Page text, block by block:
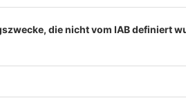
gehört zu den deutschen
aber droht ihm eine lange Sperre.